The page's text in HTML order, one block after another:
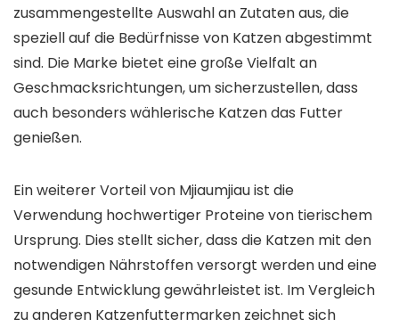
zusammengestellte Auswahl an Zutaten aus, die
speziell auf die Bedürfnisse von Katzen abgestimmt
sind. Die Marke bietet eine große Vielfalt an
Geschmacksrichtungen, um sicherzustellen, dass
auch besonders wählerische Katzen das Futter
genießen.
Ein weiterer Vorteil von Mjiaumjiau ist die
Verwendung hochwertiger Proteine ​​von tierischem
Ursprung. Dies stellt sicher, dass die Katzen mit den
notwendigen Nährstoffen versorgt werden und eine
gesunde Entwicklung gewährleistet ist. Im Vergleich
zu anderen Katzenfuttermarken zeichnet sich